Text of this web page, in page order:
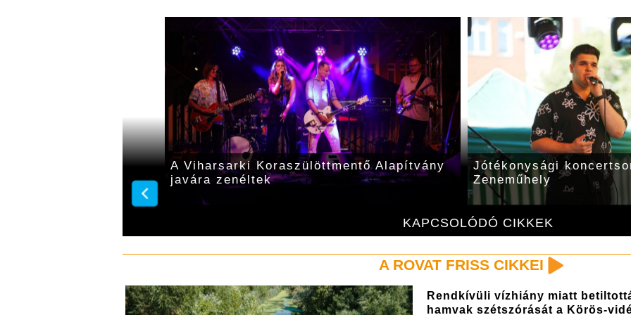
KAPCSOLÓDÓ CIKKEK
rendezett a
Jótékonysági koncertsorozatot rendezett a
Zeneműhely, a Viharsarki
Idén is a
Stefánia-szárny
összeggel
A ROVAT FRISS CIKKEI
Rendkívüli vízhiány miatt
hamvak szétszórását a Körös-